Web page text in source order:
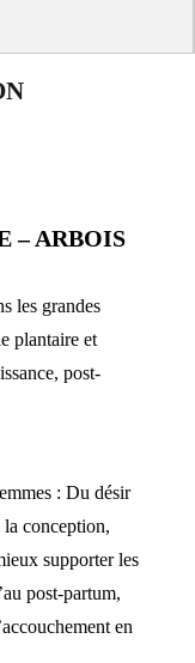
– ARBOIS
les grandes
plantaire et
post-
: Du désir
la conception,
supporter les
post-partum,
en